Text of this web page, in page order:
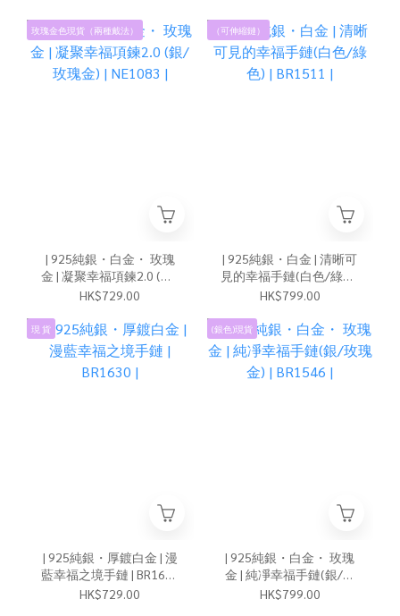
玫瑰金色現貨（兩種戴法）
| 925純銀・白金・ 玫瑰
金 | 凝聚幸福項鍊2.0 (銀/
玫瑰金) | NE1083 |
HK$729.00
（可伸縮鏈）
| 925純銀・白金 | 清晰可
見的幸福手鏈(白色/綠色)
| BR1511 |
HK$799.00
現 貨
| 925純銀・厚鍍白金 | 漫
藍幸福之境手鏈 | BR1630
|
HK$729.00
(銀色)現貨
| 925純銀・白金・ 玫瑰
金 | 純凈幸福手鏈(銀/玫
瑰金) | BR1546 |
HK$799.00